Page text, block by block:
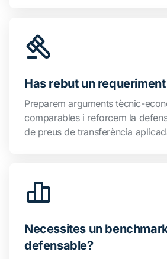
Has rebut un
Preparem arguments tècnic-
comparables i reforcem la
de preus de transferència
Necessites un
defensable?